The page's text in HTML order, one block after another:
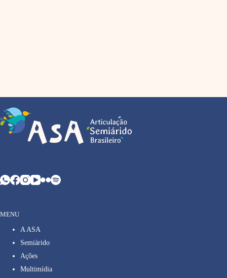
MENU
A ASA
Semiárido
Ações
Multimídia